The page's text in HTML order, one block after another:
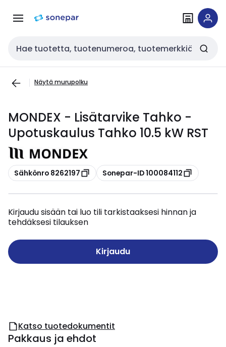
navigointiinsisältöön
Haku
Näytä murupolku
MONDEX - Lisätarvike Tahko -
Upotuskaulus Tahko 10.5 kW RST
Kopioi
Sähkönro 8262197 Kopioi
Sonepar-ID 100084112
Kirjaudu sisään tai luo tili tarkistaaksesi hinnan ja
tehdäksesi tilauksen
Kirjaudu
Katso tuotedokumentit
Pakkaus ja ehdot